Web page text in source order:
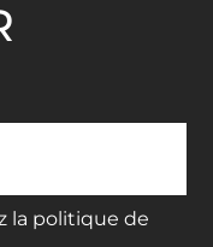
la politique de